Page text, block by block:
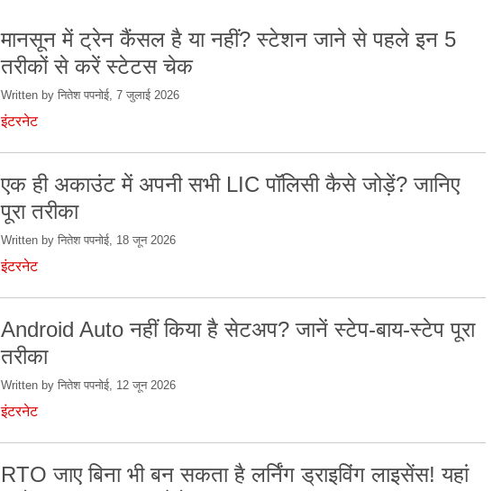
मानसून में ट्रेन कैंसल है या नहीं? स्टेशन जाने से पहले इन 5
तरीकों से करें स्टेटस चेक
Written by नितेश पपनोई, 7 जुलाई 2026
इंटरनेट
एक ही अकाउंट में अपनी सभी LIC पॉलिसी कैसे जोड़ें? जानिए
पूरा तरीका
Written by नितेश पपनोई, 18 जून 2026
इंटरनेट
Android Auto नहीं किया है सेटअप? जानें स्टेप-बाय-स्टेप पूरा
तरीका
Written by नितेश पपनोई, 12 जून 2026
इंटरनेट
RTO जाए बिना भी बन सकता है लर्निंग ड्राइविंग लाइसेंस! यहां